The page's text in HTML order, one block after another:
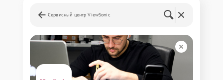
Сервисный центр ViewSonic